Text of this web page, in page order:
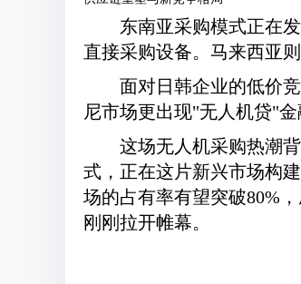
东南亚采购模式正在
直接采购设备。马来西亚
面对日韩企业的低价
尼市场更出现"无人机贷"
这场无人机采购热潮
式，正在这片新兴市场构
场的占有率有望突破80%
刚刚拉开帷幕。